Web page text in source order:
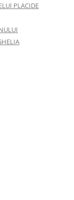
PLACIDE